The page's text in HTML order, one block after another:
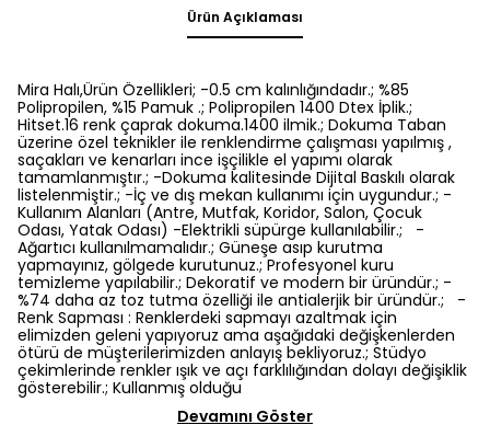
Ürün Açıklaması
Mira Halı,Ürün Özellikleri; -0.5 cm kalınlığındadır.; %85
Polipropilen, %15 Pamuk .; Polipropilen 1400 Dtex İplik.;
Hitset.16 renk çaprak dokuma.1400 ilmik.; Dokuma Taban
üzerine özel teknikler ile renklendirme çalışması yapılmış ,
saçakları ve kenarları ince işçilikle el yapımı olarak
tamamlanmıştır.; -Dokuma kalitesinde Dijital Baskılı olarak
listelenmiştir.; -İç ve dış mekan kullanımı için uygundur.; -
Kullanım Alanları (Antre, Mutfak, Koridor, Salon, Çocuk
Odası, Yatak Odası) -Elektrikli süpürge kullanılabilir.; -
Ağartıcı kullanılmamalıdır.; Güneşe asıp kurutma
yapmayınız, gölgede kurutunuz.; Profesyonel kuru
temizleme yapılabilir.; Dekoratif ve modern bir üründür.; -
%74 daha az toz tutma özelliği ile antialerjik bir üründür.; -
Renk Sapması : Renklerdeki sapmayı azaltmak için
elimizden geleni yapıyoruz ama aşağıdaki değişkenlerden
ötürü de müşterilerimizden anlayış bekliyoruz.; Stüdyo
çekimlerinde renkler ışık ve açı farklılığından dolayı değişiklik
gösterebilir.; Kullanmış olduğu
Devamını Göster